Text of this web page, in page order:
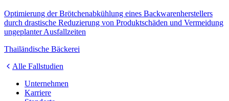
Optimierung der Brötchenabkühlung eines Backwarenherstellers
durch drastische Reduzierung von Produktschäden und Vermeidung
ungeplanter Ausfallzeiten
Thailändische Bäckerei
Alle Fallstudien
Unternehmen
Karriere